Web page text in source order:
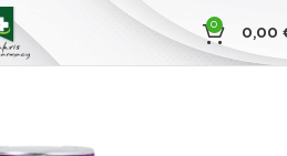
0
0,00